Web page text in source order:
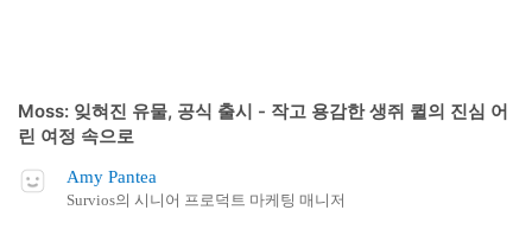
Moss: 잊혀진 유물, 공식 출시 - 작고 용감한 생쥐 퀼의 진심 어
린 여정 속으로
Amy Pantea
Survios의 시니어 프로덕트 마케팅 매니저